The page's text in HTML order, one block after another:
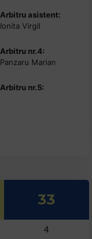
Arbitru asistent:
Ionita Virgil
Arbitru nr.4:
Panzaru Marian
Arbitru nr.5:
33
4